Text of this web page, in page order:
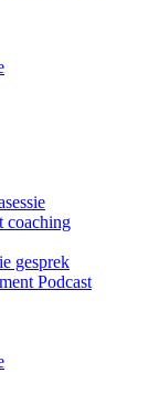
coaching
gesprek
Podcast